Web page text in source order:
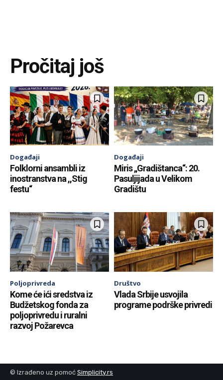
Pročitaj još
Događaji
Folklorni ansambli iz
inostranstva na ,,Stig
festu“
Događaji
Miris „Gradištanca“: 20.
Pasuljijada u Velikom
Gradištu
Poljoprivreda
Kome će ići sredstva iz
Budžetskog fonda za
poljoprivredu i ruralni
razvoj Požarevca
Društvo
Vlada Srbije usvojila
programe podrške privredi
© Izrađeno uz pomoć Simplicity.rs